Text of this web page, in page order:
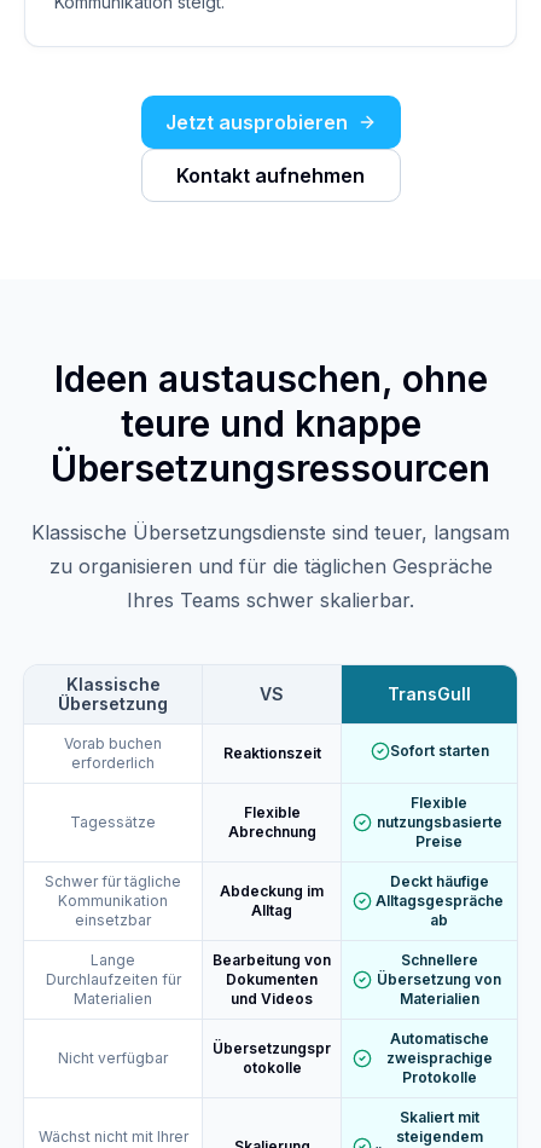
Jetzt ausprobieren
Kontakt aufnehmen
Ideen austauschen, ohne
teure und knappe
Übersetzungsressourcen
Klassische Übersetzungsdienste sind teuer, langsam
zu organisieren und für die täglichen Gespräche
Ihres Teams schwer skalierbar.
Klassische
Übersetzung
VS TransGull
Vorab buchen
erforderlich
Reaktionszeit Sofort starten
Tagessätze
Flexible
Abrechnung
Flexible
nutzungsbasierte
Preise
Schwer für tägliche
Kommunikation
einsetzbar
Abdeckung im
Alltag
Deckt häufige
Alltagsgespräche
ab
Lange
Durchlaufzeiten für
Materialien
Bearbeitung von
Dokumenten
und Videos
Schnellere
Übersetzung von
Materialien
Nicht verfügbar
Übersetzungspr
otokolle
Automatische
zweisprachige
Protokolle
Wächst nicht mit Ihrer
Skaliert mit
steigendem